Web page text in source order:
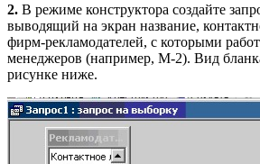
2. В режиме конструктора создайте
выводящий на экран название,
фирм-рекламодателей, с которыми
менеджеров (например, М-2). Вид
рисунке ниже.